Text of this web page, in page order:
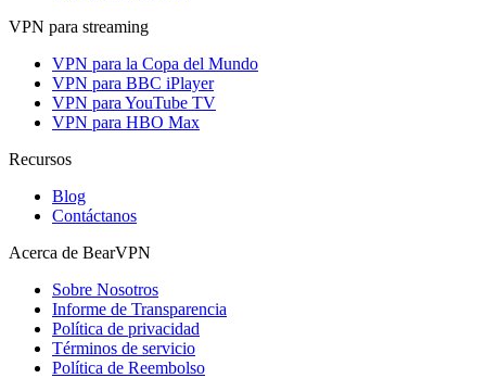
VPN para streaming
VPN para la Copa del Mundo
VPN para BBC iPlayer
VPN para YouTube TV
VPN para HBO Max
Recursos
Blog
Contáctanos
Acerca de BearVPN
Sobre Nosotros
Informe de Transparencia
Política de privacidad
Términos de servicio
Política de Reembolso